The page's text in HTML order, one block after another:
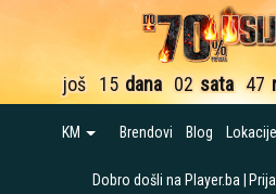
još 15 dana 02 sata 47
KM Brendovi Blog Lokacije
Dobro došli na Player.ba